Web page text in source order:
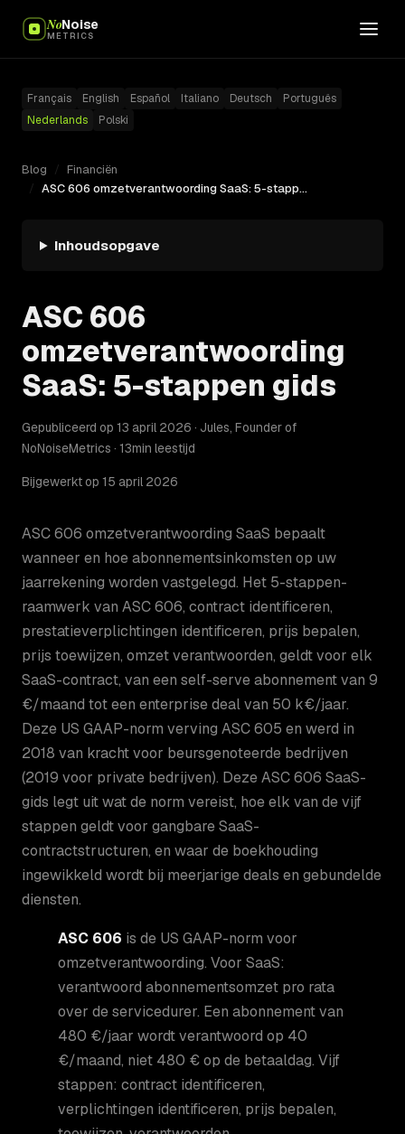
NoNoise
METRICS
Français English Español Italiano Deutsch
Português
Nederlands
Polski
Blog / Financiën
/
ASC 606 omzetverantwoording SaaS: 5-stappen gids
Inhoudsopgave
ASC 606
omzetverantwoording
SaaS: 5-stappen gids
Gepubliceerd op 13 april 2026 · Jules, Founder of
NoNoiseMetrics · 13min leestijd
Bijgewerkt op 15 april 2026
ASC 606 omzetverantwoording SaaS bepaalt
wanneer en hoe abonnementsinkomsten op uw
jaarrekening worden vastgelegd. Het 5-stappen-
raamwerk van ASC 606, contract identificeren,
prestatieverplichtingen identificeren, prijs bepalen,
prijs toewijzen, omzet verantwoorden, geldt voor elk
SaaS-contract, van een self-serve abonnement van 9
€/maand tot een enterprise deal van 50 k€/jaar.
Deze US GAAP-norm verving ASC 605 en werd in
2018 van kracht voor beursgenoteerde bedrijven
(2019 voor private bedrijven). Deze ASC 606 SaaS-
gids legt uit wat de norm vereist, hoe elk van de vijf
stappen geldt voor gangbare SaaS-
contractstructuren, en waar de boekhouding
ingewikkeld wordt bij meerjarige deals en gebundelde
diensten.
ASC 606 is de US GAAP-norm voor
omzetverantwoording. Voor SaaS:
verantwoord abonnementsomzet pro rata
over de servicedurer. Een abonnement van
480 €/jaar wordt verantwoord op 40
€/maand, niet 480 € op de betaaldag. Vijf
stappen: contract identificeren,
verplichtingen identificeren, prijs bepalen,